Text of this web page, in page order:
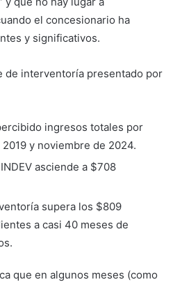
el concesionario ha
y significativos.
de interventoría presentado por
ingresos totales por
y noviembre de 2024.
asciende a $708
supera los $809
a casi 40 meses de
que en algunos meses (como